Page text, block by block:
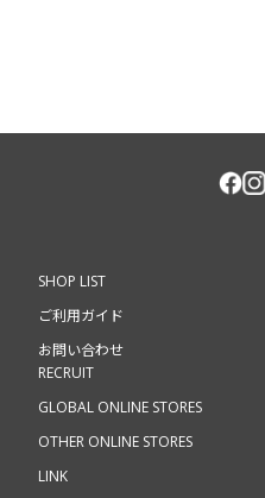
SHOP LIST
ご利用ガイド
お問い合わせ
RECRUIT
GLOBAL ONLINE STORES
OTHER ONLINE STORES
LINK